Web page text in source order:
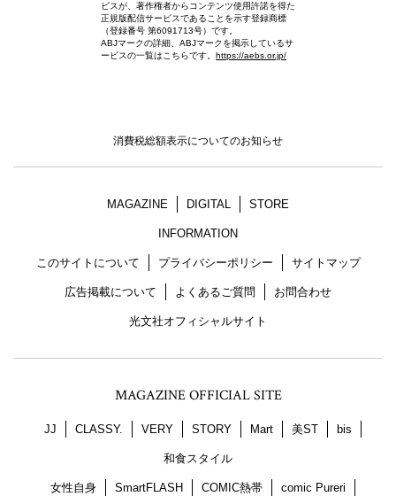
ビスが、著作権者からコンテンツ使用許諾を得た
正規版配信サービスであることを示す登録商標
（登録番号 第6091713号）です。
ABJマークの詳細、ABJマークを掲示しているサ
ービスの一覧はこちらです。 https://aebs.or.jp/
消費税総額表示についてのお知らせ
MAGAZINE DIGITAL STORE
INFORMATION
このサイトについて プライバシーポリシー サイトマップ
広告掲載について よくあるご質問 お問合わせ
光文社オフィシャルサイト
MAGAZINE OFFICIAL SITE
JJ CLASSY. VERY STORY Mart 美ST bis
和食スタイル
女性自身 SmartFLASH COMIC熱帯 comic Pureri